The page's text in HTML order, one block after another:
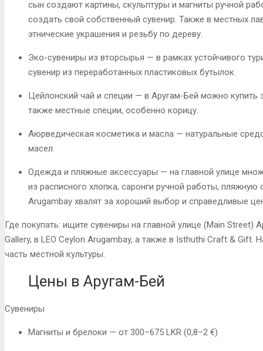
сын создают картины, скульптуры и магниты ручной
создать свой собственный сувенир. Также в местных
этнические украшения и резьбу по дереву.
Эко-сувениры из вторсырья — в рамках устойчивого
сувенир из переработанных пластиковых бутылок.
Цейлонский чай и специи — в Аругам-Бей можно купить
также местные специи, особенно корицу.
Аюрведическая косметика и масла — натуральные
масел.
Одежда и пляжные аксессуары — на главной улице
из расписного хлопка, саронги ручной работы,
Arugambay хвалят за хороший выбор и справедливые
Где покупать: ищите сувениры на главной улице (Main Street)
Gallery, в LEO Ceylon Arugambay, а также в Isthuthi Craft & Gift.
часть местной культуры.
Цены в Аругам-Бей
Сувениры
Магниты и брелоки — от 300–675 LKR (0,8–2 €)